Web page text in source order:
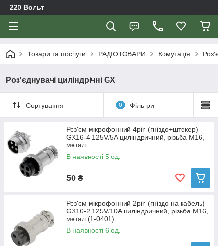
220 Вольт
Товари та послуги РАДІОТОВАРИ Комутація
Роз'єднувачі циліндрічні GX
Сортування 0 Фільтри
Роз'єм мікрофонний 4pin (гніздо+штекер)
GX16-4 125V/5A циліндричний, різьба М16,
метал
В наявності 5 од.
50 ₴
Роз'єм мікрофонний 2pin (гніздо на кабель)
GX16-2 125V/10A циліндричний, різьба М16,
метал (1-0401)
В наявності 6 од.